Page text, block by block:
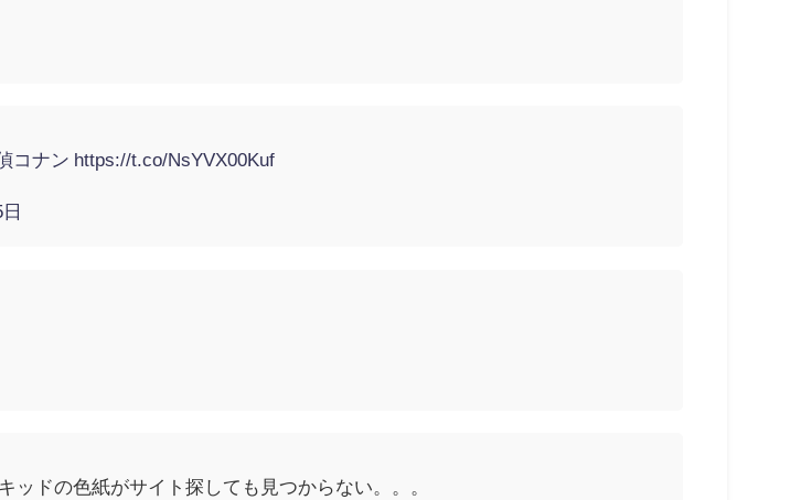
コナン https://t.co/NsYVX00Kuf
ッドの色紙がサイト探しても見つからない。。。